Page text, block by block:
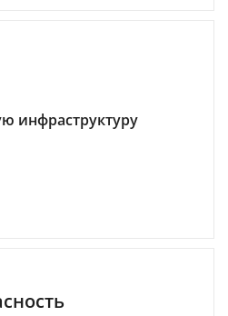
инфраструктуру